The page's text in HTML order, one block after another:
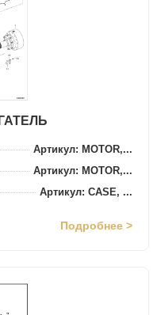
Артикул: MOTOR,...
Артикул: MOTOR,...
Артикул: CASE, ...
Подробнее >